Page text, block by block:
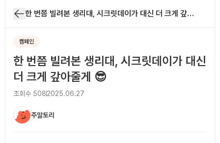
한 번쯤 빌려본 생리대, 시크릿데이가 대신 더 크게 갚아줄게 😎
캠페인
한 번쯤 빌려본 생리대, 시크릿데이가 대신
더 크게 갚아줄게 😎
조회수 5082025.06.27
주말토리